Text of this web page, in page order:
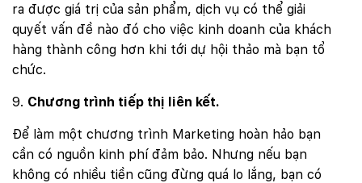
ra được giá trị của sản phẩm, dịch vụ có thể giải
quyết vấn đề nào đó cho việc kinh doanh của khách
hàng thành công hơn khi tới dự hội thảo mà bạn tổ
chức.
Chương trình tiếp thị liên kết.
Để làm một chương trình Marketing hoàn hảo bạn
cần có nguồn kinh phí đảm bảo. Nhưng nếu bạn
không có nhiều tiền cũng đừng quá lo lắng, bạn có